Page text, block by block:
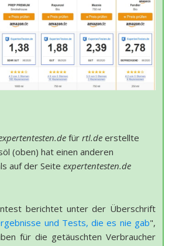
für rtl.de erstellte
(oben) hat einen anderen
auf der Seite expertentesten.de
berichtet unter der Überschrift
und Tests, die es nie gab",
für die getäuschten Verbraucher